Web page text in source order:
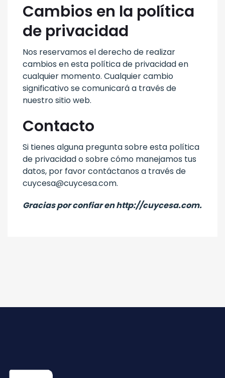
Cambios en la política
de privacidad
Nos reservamos el derecho de realizar
cambios en esta política de privacidad en
cualquier momento. Cualquier cambio
significativo se comunicará a través de
nuestro sitio web.
Contacto
Si tienes alguna pregunta sobre esta política
de privacidad o sobre cómo manejamos tus
datos, por favor contáctanos a través de
cuycesa@cuycesa.com.
Gracias por confiar en http://cuycesa.com.